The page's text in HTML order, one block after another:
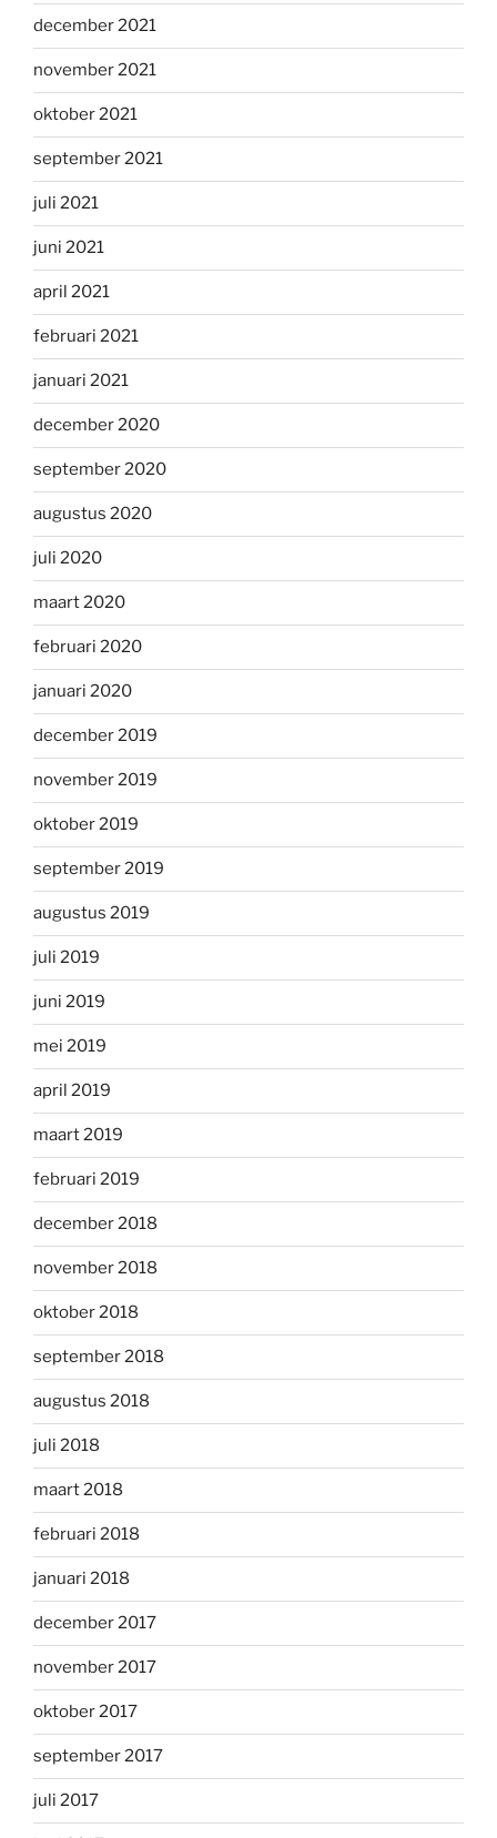
december 2021
november 2021
oktober 2021
september 2021
juli 2021
juni 2021
april 2021
februari 2021
januari 2021
december 2020
september 2020
augustus 2020
juli 2020
maart 2020
februari 2020
januari 2020
december 2019
november 2019
oktober 2019
september 2019
augustus 2019
juli 2019
juni 2019
mei 2019
april 2019
maart 2019
februari 2019
december 2018
november 2018
oktober 2018
september 2018
augustus 2018
juli 2018
maart 2018
februari 2018
januari 2018
december 2017
november 2017
oktober 2017
september 2017
juli 2017